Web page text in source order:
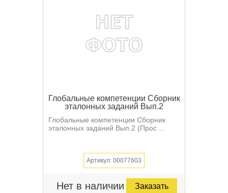
Глобальные компетенции Сборник
эталонных заданий Вып.2
Глобальные компетенции Сборник
эталонных заданий Вып.2 (Прос ...
Артикул: 00077603
Нет в наличии Заказать